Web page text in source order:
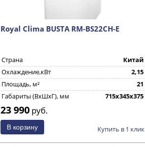
Royal Clima BUSTA RM-BS22CH-E
Страна
Китай
Охлаждение,кВт
2,15
Площадь, м²
21
Габариты (ВхШхГ), мм
715х345х375
23 990 руб.
Купить в 1 клик